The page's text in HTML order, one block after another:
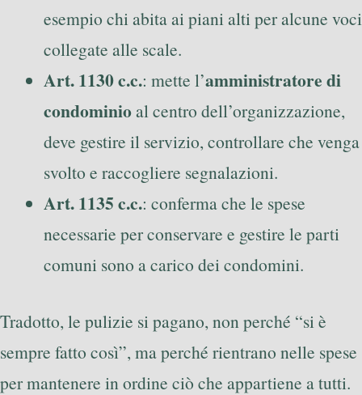
esempio chi abita ai piani alti per alcune voci
collegate alle scale.
Art. 1130 c.c.: mette l’amministratore di
condominioal centro dell’organizzazione,
deve gestire il servizio, controllare che venga
svolto e raccogliere segnalazioni.
Art. 1135 c.c.: conferma che le spese
necessarie per conservare e gestire le parti
comuni sono a carico dei condomini.
Tradotto, le pulizie si pagano, non perché “si è
sempre fatto così”, ma perché rientrano nelle spese
per mantenere in ordine ciò che appartiene a tutti.